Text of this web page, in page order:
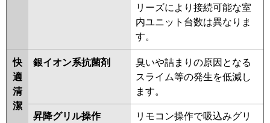
リーズにより接続可能な室
内ユニット台数は異なりま
す。
快
適
清
潔
銀イオン系抗菌剤
臭いや詰まりの原因となる
スライム等の発生を低減し
ます。
昇降グリル操作
リモコン操作で吸込みグリ